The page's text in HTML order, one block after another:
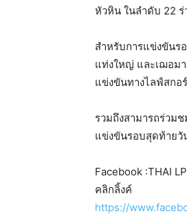
หัวหิน ในลำดับ 22 ร่
สำหรับการแข่งขันร
แท่งใหญ่ และเฌอม
แข่งขันทางไลฟ์สกอ
รวมถึงสามารถร่วม
แข่งขันรอบสุดท้ายวั
Facebook :THAI
คลิกลิ้งค์
https://